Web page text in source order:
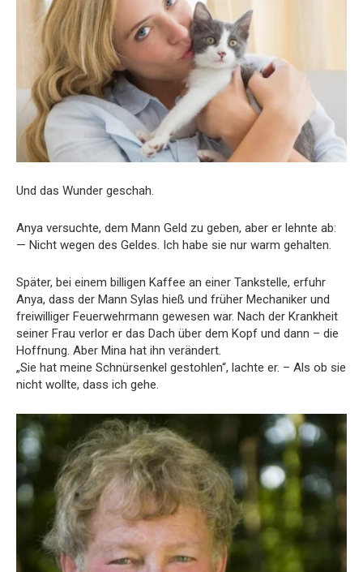
Und das Wunder geschah.
Anya versuchte, dem Mann Geld zu geben, aber er lehnte ab:
— Nicht wegen des Geldes. Ich habe sie nur warm gehalten.
Später, bei einem billigen Kaffee an einer Tankstelle, erfuhr
Anya, dass der Mann Sylas hieß und früher Mechaniker und
freiwilliger Feuerwehrmann gewesen war. Nach der Krankheit
seiner Frau verlor er das Dach über dem Kopf und dann – die
Hoffnung. Aber Mina hat ihn verändert.
„Sie hat meine Schnürsenkel gestohlen“, lachte er. – Als ob sie
nicht wollte, dass ich gehe.